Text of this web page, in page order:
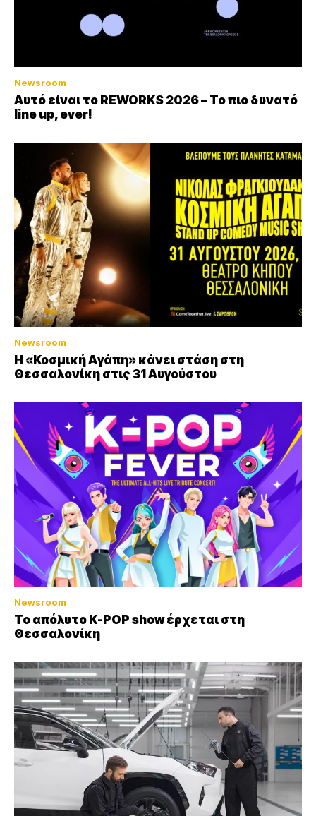
Newsroom
Αυτό είναι το REWORKS 2026 – Το πιο δυνατό
line up, ever!
Newsroom
Η «Κοσμική Αγάπη» κάνει στάση στη
Θεσσαλονίκη στις 31 Αυγούστου
Newsroom
Το απόλυτο K-POP show έρχεται στη
Θεσσαλονίκη